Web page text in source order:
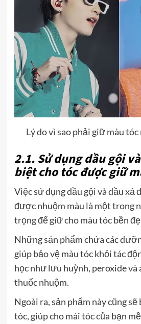
Lý do vì sao phải giữ màu
2.1. Sử dụng dầu gội
biệt cho tóc được giữ
Việc sử dụng dầu gội và dầu xả
được nhuộm màu là một trong
trọng để giữ cho màu tóc bền
Những sản phẩm chứa các
giúp bảo vệ màu tóc khỏi tác
học như lưu huỳnh, peroxide và
thuốc nhuộm.
Ngoài ra, sản phẩm này cũng sẽ
tóc, giúp cho mái tóc của bạn